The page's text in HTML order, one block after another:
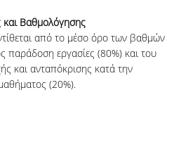
ΣΥΣΤΑΣΕΩΝ/
και Βαθμολόγησης
από το μέσο όρο των βαθμών
παράδοση εργασίες (80%) και του
και ανταπόκρισης κατά την
(20%).